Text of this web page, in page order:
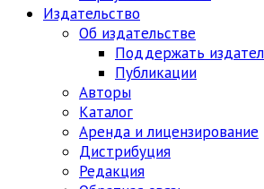
Издательство
Об издательстве
Поддержать
Публикации
Авторы
Каталог
Аренда и лицензирование
Дистрибуция
Редакция